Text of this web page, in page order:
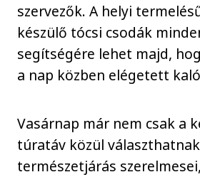
szervezők. A helyi
készülő tócsi csodák
segítségére lehet majd,
a nap közben elégetett
Vasárnap már nem csak a
túratáv közül
természetjárás